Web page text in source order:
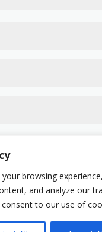
browsing experience,
and analyze our
to our use of
mail en site opslaan in